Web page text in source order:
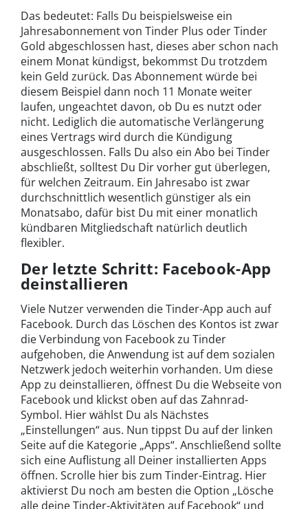
Das bedeutet: Falls Du beispielsweise ein
Jahresabonnement von Tinder Plus oder Tinder
Gold abgeschlossen hast, dieses aber schon nach
einem Monat kündigst, bekommst Du trotzdem
kein Geld zurück. Das Abonnement würde bei
diesem Beispiel dann noch 11 Monate weiter
laufen, ungeachtet davon, ob Du es nutzt oder
nicht. Lediglich die automatische Verlängerung
eines Vertrags wird durch die Kündigung
ausgeschlossen. Falls Du also ein Abo bei Tinder
abschließt, solltest Du Dir vorher gut überlegen,
für welchen Zeitraum. Ein Jahresabo ist zwar
durchschnittlich wesentlich günstiger als ein
Monatsabo, dafür bist Du mit einer monatlich
kündbaren Mitgliedschaft natürlich deutlich
flexibler.
Der letzte Schritt: Facebook-App
deinstallieren
Viele Nutzer verwenden die Tinder-App auch auf
Facebook. Durch das Löschen des Kontos ist zwar
die Verbindung von Facebook zu Tinder
aufgehoben, die Anwendung ist auf dem sozialen
Netzwerk jedoch weiterhin vorhanden. Um diese
App zu deinstallieren, öffnest Du die Webseite von
Facebook und klickst oben auf das Zahnrad-
Symbol. Hier wählst Du als Nächstes
„Einstellungen“ aus. Nun tippst Du auf der linken
Seite auf die Kategorie „Apps“. Anschließend sollte
sich eine Auflistung all Deiner installierten Apps
öffnen. Scrolle hier bis zum Tinder-Eintrag. Hier
aktivierst Du noch am besten die Option „Lösche
alle deine Tinder-Aktivitäten auf Facebook“ und